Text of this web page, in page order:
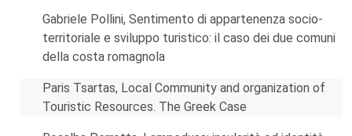
Gabriele Pollini, Sentimento di appartenenza socio-
territoriale e sviluppo turistico: il caso dei due comuni
della costa romagnola
Paris Tsartas, Local Community and organization of
Touristic Resources. The Greek Case